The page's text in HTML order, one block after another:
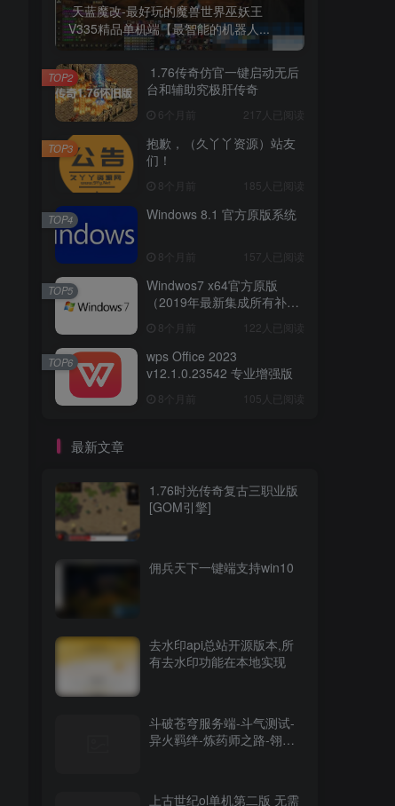
天蓝魔改-最好玩的魔兽世界巫妖王
V335精品单机端【最智能的机器人...
1.76传奇仿官一键启动无后
台和辅助究极肝传奇
6个月前 217人已阅读
TOP2
抱歉，（久丫丫资源）站友
们！
8个月前 185人已阅读
TOP3
Windows 8.1 官方原版系统
8个月前 157人已阅读
TOP4
Windwos7 x64官方原版
（2019年最新集成所有补丁
8个月前 122人已阅读
TOP5
wps Office 2023
v12.1.0.23542 专业增强版
8个月前 105人已阅读
TOP6
最新文章
1.76时光传奇复古三职业版
[GOM引擎]
佣兵天下一键端支持win10
去水印api总站开源版本,所
有去水印功能在本地实现
斗破苍穹服务端-斗气测试-
异火羁绊-炼药师之路-翎风-
上古世纪ol单机第二版 无需